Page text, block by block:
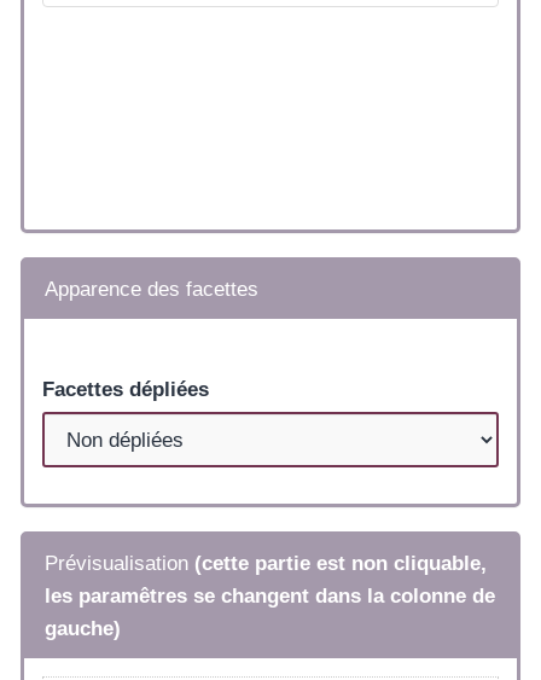
Apparence des facettes
Facettes dépliées
Prévisualisation (cette partie est non cliquable,
les paramêtres se changent dans la colonne de
gauche)